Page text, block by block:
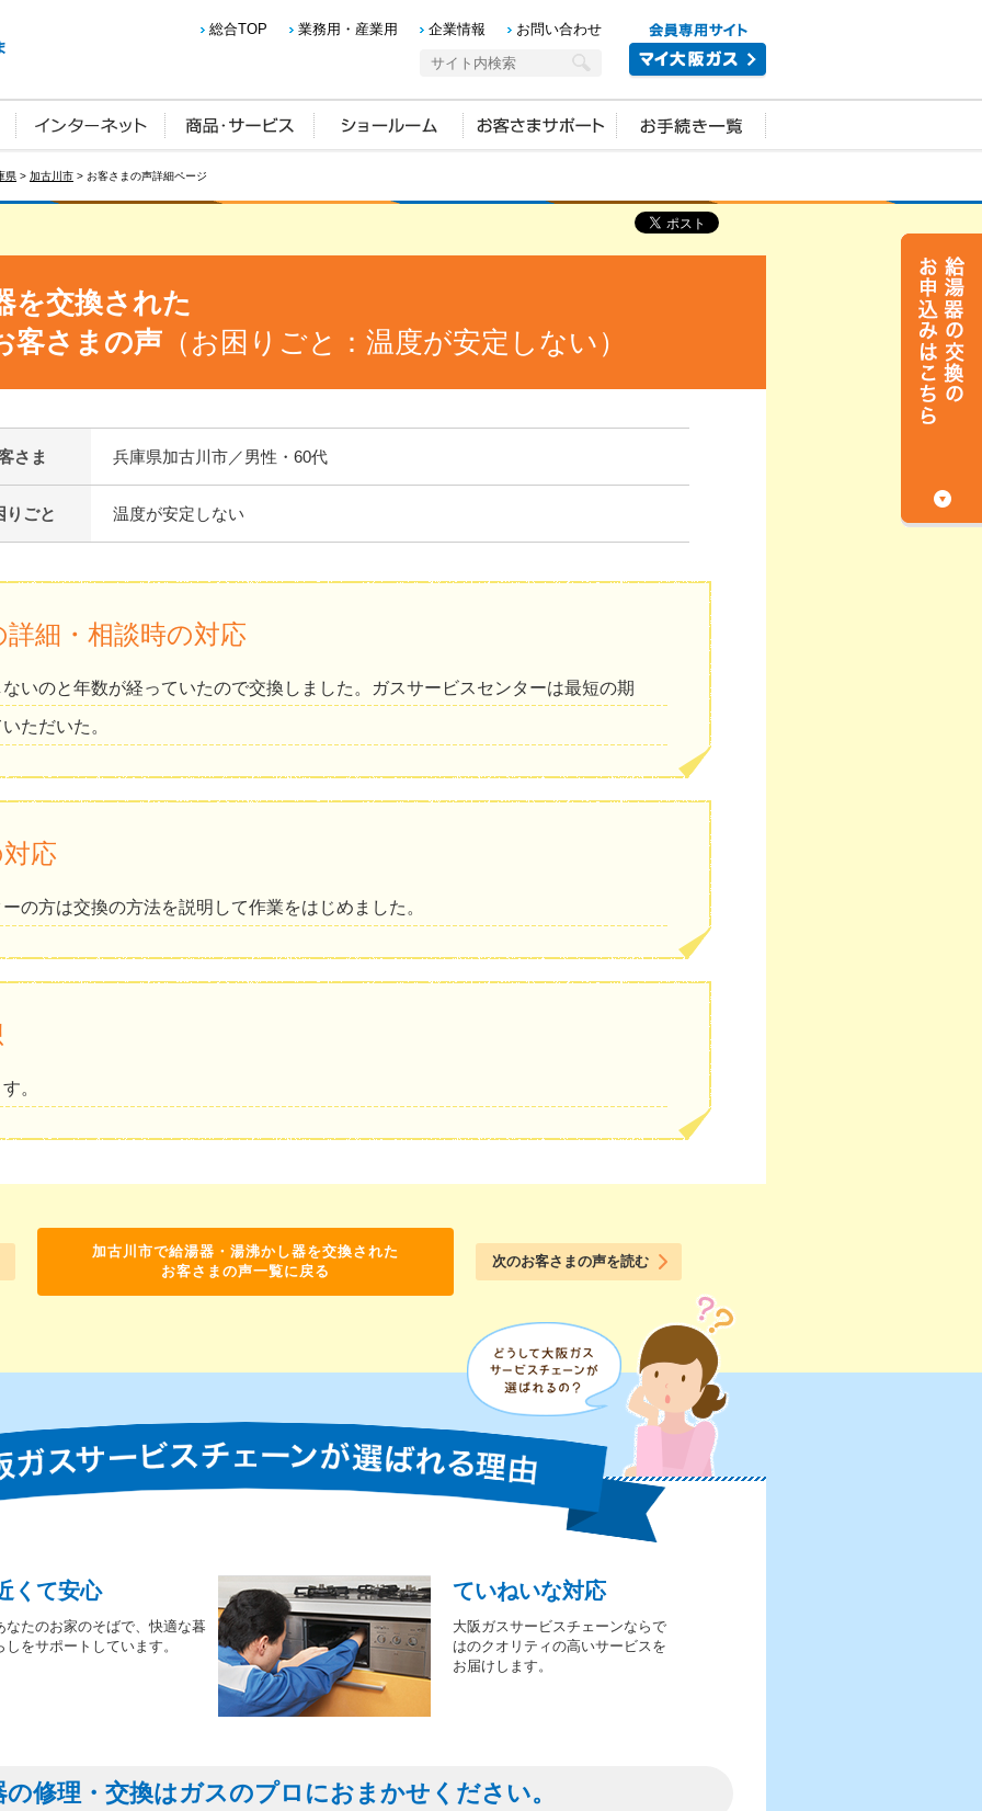
総合TOP 業務用・産業用 企業情報 お問い合わせ
県 > 加古川市 > お客さまの声詳細ページ
を交換された
客さまの声 （お困りごと：温度が安定しない）
さま 兵庫県加古川市／男性・60代
りごと 温度が安定しない
細・相談時の対応
いのと年数が経っていたので交換しました。ガスサービスセンターは最短の期
ただいた。
応
の方は交換の方法を説明して作業をはじめました。
。
加古川市で給湯器・湯沸かし器を交換された
お客さまの声一覧に戻る
次のお客さまの声を読む
くて安心
なたのお家のそばで、快適な暮
しをサポートしています。
ていねいな対応
大阪ガスサービスチェーンならで
はのクオリティの高いサービスを
お届けします。
の修理・交換はガスのプロにおまかせください。